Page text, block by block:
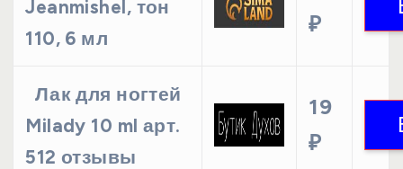
Jeanmishel, тон
110, 6 мл
₽
Лак для ногтей
Milady 10 ml арт.
512 отзывы
19
₽